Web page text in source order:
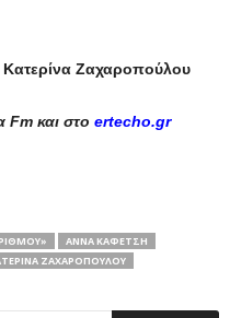
Κατερίνα Ζαχαροπούλου
Fm και στο ertecho.gr
ΆΝΝΑ ΚΑΦΈΤΣΗ
ΖΑΧΑΡΟΠΟΎΛΟΥ